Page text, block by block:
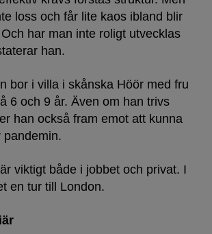
loss och får lite kaos ibland blir
har man inte roligt utvecklas
han.
bor i villa i skånska Höör med fru
6 och 9 år. Även om han trivs
han också fram emot att kunna
pandemin.
viktigt både i jobbet och privat. I
en tur till London.